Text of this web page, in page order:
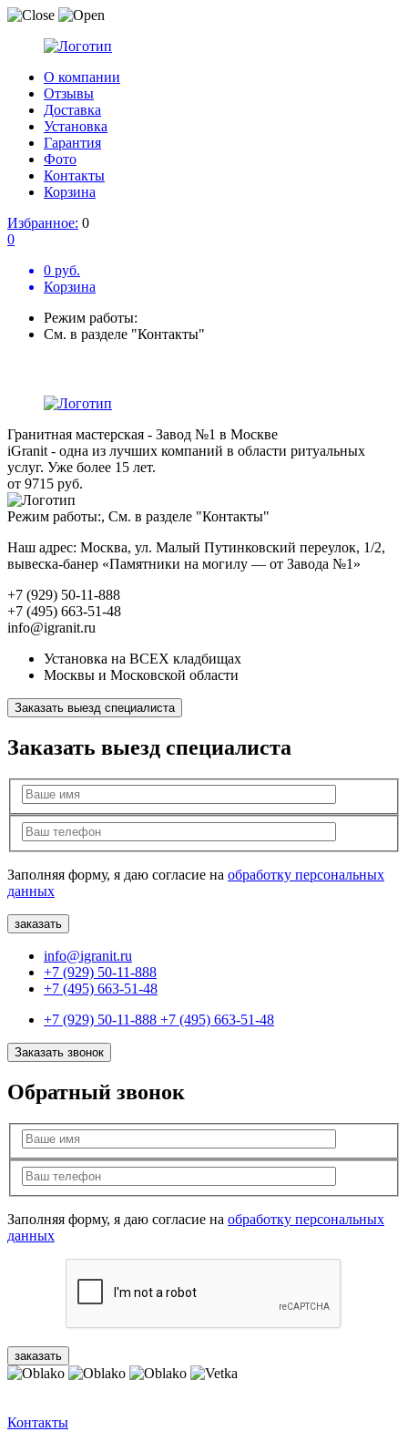
О компании
Отзывы
Доставка
Установка
Гарантия
Фото
Контакты
Корзина
Избранное: 0
0
0 руб.
Корзина
Режим работы:
См. в разделе "Контакты"
Гранитная мастерская - Завод №1 в Москве
iGranit - одна из лучших компаний в области ритуальных
услуг. Уже более 15 лет.
от 9715 руб.
Режим работы:, См. в разделе "Контакты"
Наш адрес: Москва, ул. Малый Путинковский переулок, 1/2,
вывеска-банер «Памятники на могилу — от Завода №1»
+7 (929) 50-11-888
+7 (495) 663-51-48
info@igranit.ru
Установка на ВСЕХ кладбищах
Москвы и Московской области
Заказать выезд специалиста
Заказать выезд специалиста
Заполняя форму, я даю согласие на обработку персональных
данных
info@igranit.ru
+7 (929) 50-11-888
+7 (495) 663-51-48
+7 (929) 50-11-888 +7 (495) 663-51-48
Заказать звонок
Обратный звонок
Заполняя форму, я даю согласие на обработку персональных
данных
Контакты